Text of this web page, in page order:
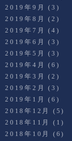
2019年9月
(3)
2019年8月
(2)
2019年7月
(4)
2019年6月
(3)
2019年5月
(3)
2019年4月
(6)
2019年3月
(2)
2019年2月
(3)
2019年1月
(6)
2018年12月
(5)
2018年11月
(1)
2018年10月
(6)